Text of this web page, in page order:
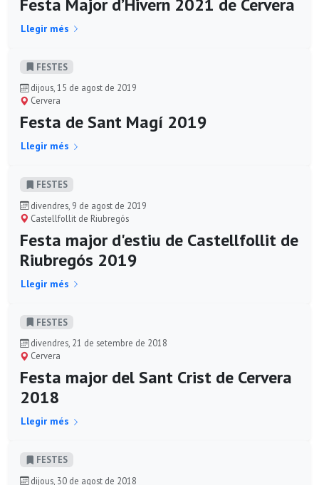
Festa Major d’Hivern 2021 de Cervera
Llegir més
FESTES
dijous, 15 de agost de 2019
Cervera
Festa de Sant Magí 2019
Llegir més
FESTES
divendres, 9 de agost de 2019
Castellfollit de Riubregós
Festa major d'estiu de Castellfollit de
Riubregós 2019
Llegir més
FESTES
divendres, 21 de setembre de 2018
Cervera
Festa major del Sant Crist de Cervera
2018
Llegir més
FESTES
dijous, 30 de agost de 2018